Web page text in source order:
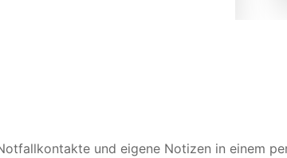
und eigene Notizen in einem